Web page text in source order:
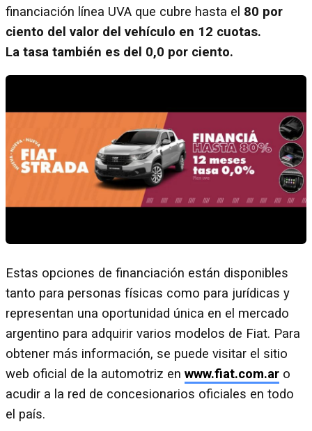
financiación línea UVA que cubre hasta el 80 por
ciento del valor del vehículo en 12 cuotas.
La tasa también es del 0,0 por ciento.
Estas opciones de financiación están disponibles
tanto para personas físicas como para jurídicas y
representan una oportunidad única en el mercado
argentino para adquirir varios modelos de Fiat. Para
obtener más información, se puede visitar el sitio
web oficial de la automotriz en www.fiat.com.ar o
acudir a la red de concesionarios oficiales en todo
el país.